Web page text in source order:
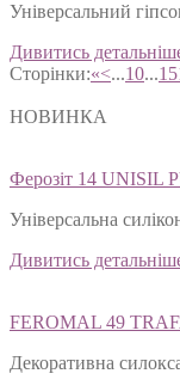
Універсальний
Дивитись
Сторінки:«<...10...15
НОВИНКА
Ферозіт 14 UNISIL
Універсальна
Дивитись
FEROMAL 49
Декоративна